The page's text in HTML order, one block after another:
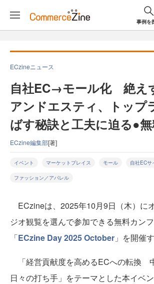
事例を
ECzineニュース
自社EC→モール化 絶え
アンドエスティ、トップ
ばす秘訣と工夫に迫る●
ECzine編集部[著]
イベント マーケットプレイス モール 自社ECサ
ファッション／アパレル
ECzineは、2025年10月9日（木）に
ジオ観覧を選んで参加できる無料カン
「ECzine Day 2025 October 」を開催す
「経営貢献度を高めるECへの転換
日々の打ち手」をテーマとした本イベ